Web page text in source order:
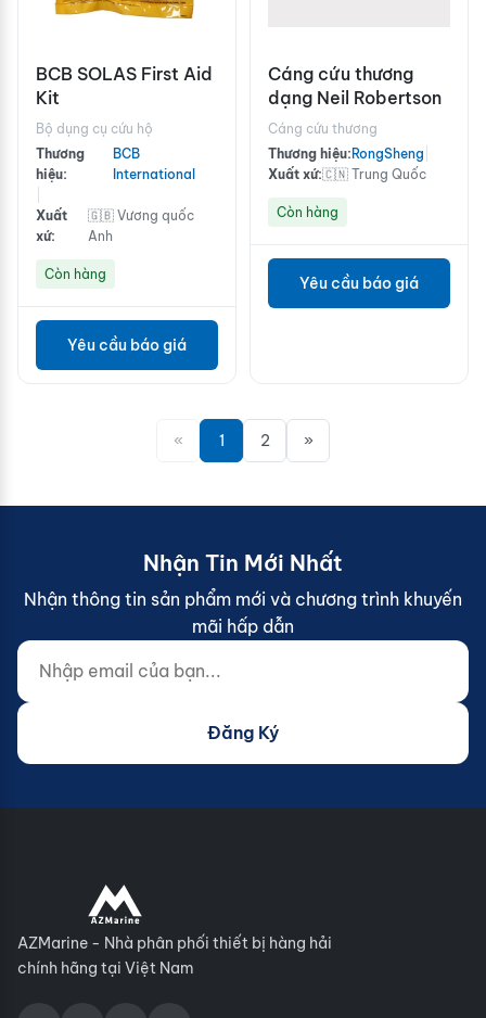
BCB SOLAS First Aid
Kit
Bộ dụng cụ cứu hộ
Thương
hiệu:
BCB
International
Xuất
xứ:
🇬🇧 Vương quốc
Anh
Còn hàng
Yêu cầu báo giá
Cáng cứu thương
dạng Neil Robertson
Cáng cứu thương
Thương hiệu: RongSheng
Xuất xứ:🇨🇳 Trung Quốc
Còn hàng
Yêu cầu báo giá
« 1 2 »
Nhận Tin Mới Nhất
Nhận thông tin sản phẩm mới và chương trình khuyến
mãi hấp dẫn
Nhập email của bạn...
Website (do not fill)
Đăng Ký
AZMarine - Nhà phân phối thiết bị hàng hải
chính hãng tại Việt Nam